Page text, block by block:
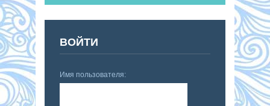
ВОЙТИ
Имя пользователя: